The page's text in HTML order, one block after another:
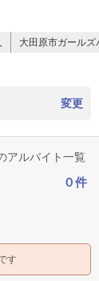
大田原市ガール
変更
アルバイト一覧
０件
す